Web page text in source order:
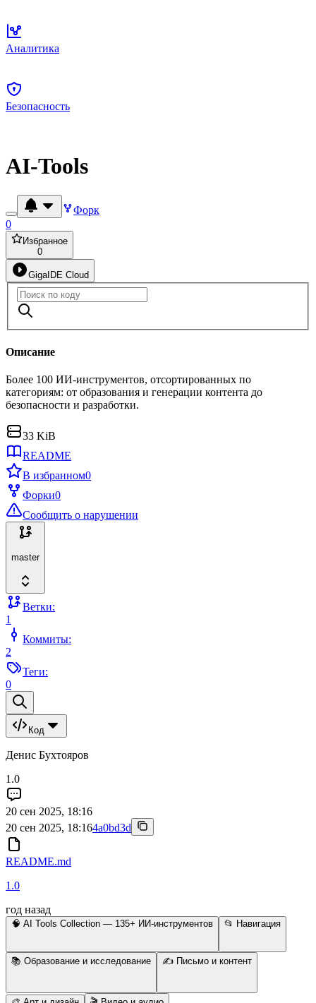
Аналитика
Безопасность
AI-Tools
Форк
0
Избранное
0
GigaIDE Cloud
Описание
Более 100 ИИ-инструментов, отсортированных по
категориям: от образования и генерации контента до
безопасности и разработки.
33 KiB
README
В избранном0
Форки0
Сообщить о нарушении
master
Ветки:
1
Коммиты:
2
Теги:
0
Код
Денис Бухтояров
1.0
20 сен 2025, 18:16
20 сен 2025, 18:164a0bd3d
README.md
1.0
год назад
🧠 AI Tools Collection — 135+ ИИ-инструментов 📂 Навигация
📚 Образование и исследование ✍️ Письмо и контент